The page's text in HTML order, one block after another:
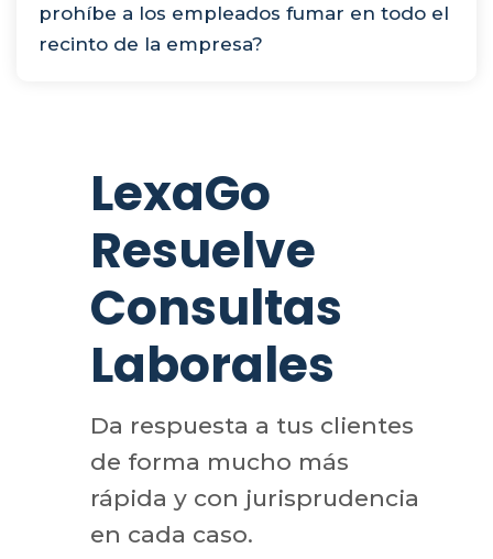
prohíbe a los empleados fumar en todo el
recinto de la empresa?
LexaGo
Resuelve
Consultas
Laborales
Da respuesta a tus clientes
de forma mucho más
rápida y con jurisprudencia
en cada caso.